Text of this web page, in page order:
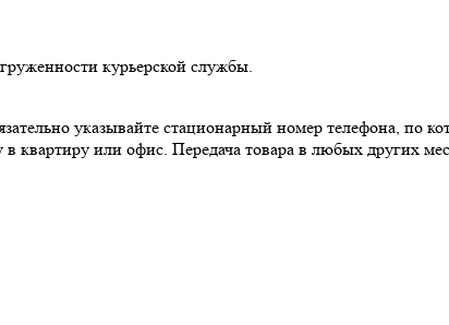
курьерской службы.
указывайте стационарный номер телефона, по
в квартиру или офис. Передача товара в любых других